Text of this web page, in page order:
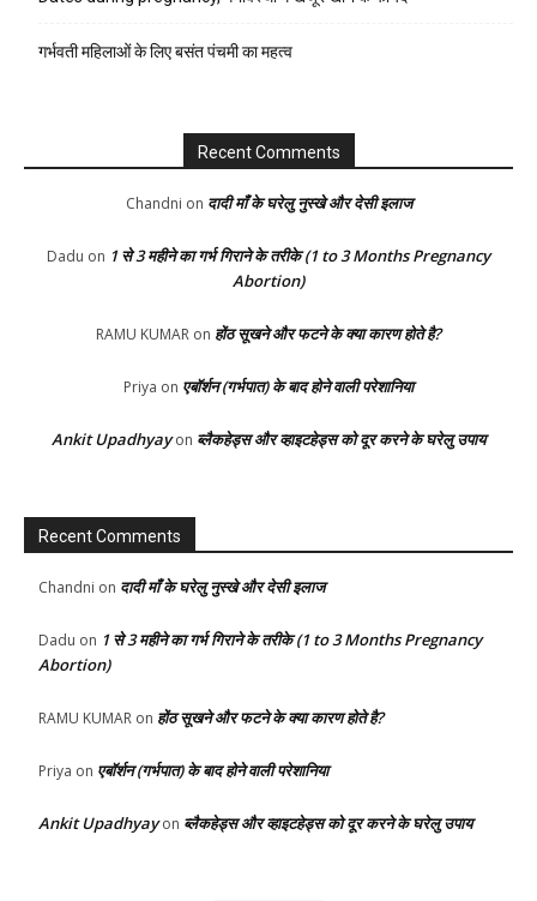
गर्भवती महिलाओं के लिए बसंत पंचमी का महत्व
Recent Comments
Chandni on दादी माँ के घरेलु नुस्खे और देसी इलाज
Dadu on 1 से 3 महीने का गर्भ गिराने के तरीके (1 to 3 Months Pregnancy
Abortion)
RAMU KUMAR on होंठ सूखने और फटने के क्या कारण होते है?
Priya on एबॉर्शन (गर्भपात) के बाद होने वाली परेशानिया
Ankit Upadhyayon ब्लैकहेड्स और व्हाइटहेड्स को दूर करने के घरेलु उपाय
Recent Comments
Chandni on दादी माँ के घरेलु नुस्खे और देसी इलाज
Dadu on 1 से 3 महीने का गर्भ गिराने के तरीके (1 to 3 Months Pregnancy
Abortion)
RAMU KUMAR on होंठ सूखने और फटने के क्या कारण होते है?
Priya on एबॉर्शन (गर्भपात) के बाद होने वाली परेशानिया
Ankit Upadhyayon ब्लैकहेड्स और व्हाइटहेड्स को दूर करने के घरेलु उपाय